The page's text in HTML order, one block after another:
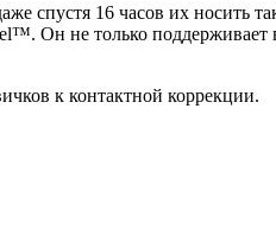
спустя 16 часов их носить
Он не только поддерживает
к контактной коррекции.